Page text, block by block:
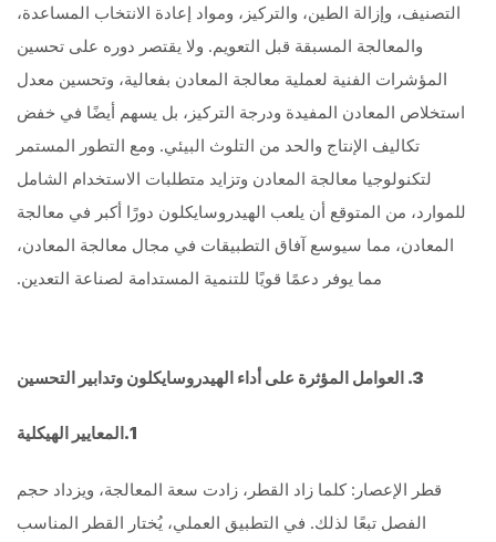
التصنيف، وإزالة الطين، والتركيز، ومواد إعادة الانتخاب المساعدة،
والمعالجة المسبقة قبل التعويم. ولا يقتصر دوره على تحسين
المؤشرات الفنية لعملية معالجة المعادن بفعالية، وتحسين معدل
استخلاص المعادن المفيدة ودرجة التركيز، بل يسهم أيضًا في خفض
تكاليف الإنتاج والحد من التلوث البيئي. ومع التطور المستمر
لتكنولوجيا معالجة المعادن وتزايد متطلبات الاستخدام الشامل
للموارد، من المتوقع أن يلعب الهيدروسايكلون دورًا أكبر في معالجة
المعادن، مما سيوسع آفاق التطبيقات في مجال معالجة المعادن،
مما يوفر دعمًا قويًا للتنمية المستدامة لصناعة التعدين.
3. العوامل المؤثرة على أداء الهيدروسايكلون وتدابير التحسين
1.المعايير الهيكلية
قطر الإعصار: كلما زاد القطر، زادت سعة المعالجة، ويزداد حجم
الفصل تبعًا لذلك. في التطبيق العملي، يُختار القطر المناسب